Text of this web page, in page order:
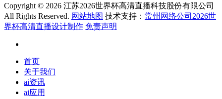
Copyright © 2026 江苏2026世界杯高清直播科技股份有限公司
All Rights Reserved. 网站地图 技术支持： 常州网络公司2026世
界杯高清直播设计制作 免责声明
首页
关于我们
ai资讯
ai应用